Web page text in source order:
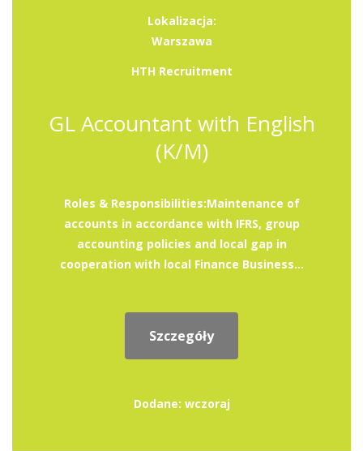
Lokalizacja:
Warszawa
HTH Recruitment
GL Accountant with English
(K/M)
Roles & Responsibilities:Maintenance of
accounts in accordance with IFRS, group
accounting policies and local gap in
cooperation with local Finance Business...
Szczegóły
Dodane: wczoraj